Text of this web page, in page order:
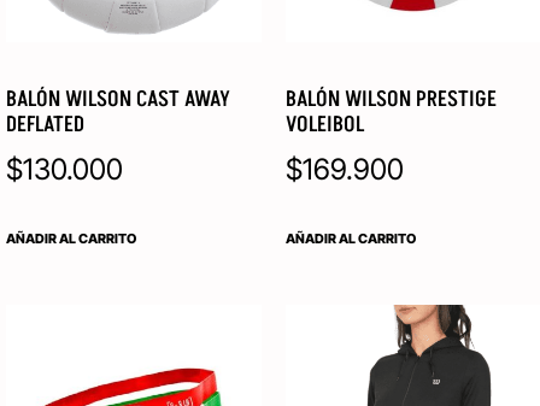
BALÓN WILSON CAST AWAY
DEFLATED
$130.000
AÑADIR AL CARRITO
BALÓN WILSON PRESTIGE
VOLEIBOL
$169.900
AÑADIR AL CARRITO